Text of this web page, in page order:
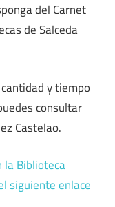
del Carnet
de Salceda
y tiempo
consultar
Castelao.
la Biblioteca
siguiente enlace